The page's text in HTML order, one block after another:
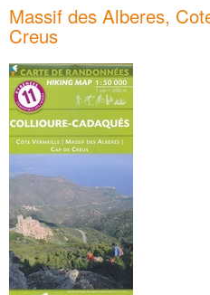
Massif des Alberes,
Creus